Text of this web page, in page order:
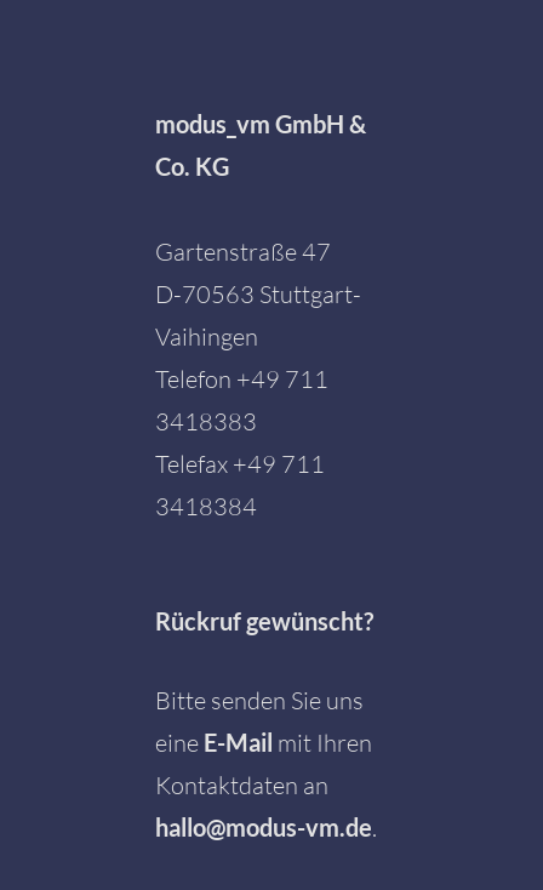
modus_vm GmbH &
Co. KG
Gartenstraße 47
D-70563 Stuttgart-
Vaihingen
Telefon +49 711
3418383
Telefax +49 711
3418384
Rückruf gewünscht?
Bitte senden Sie uns
eine E-Mail mit Ihren
Kontaktdaten an
hallo@modus-vm.de.